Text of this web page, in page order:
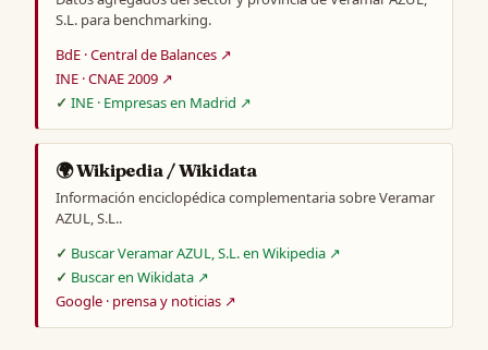
S.L. para benchmarking.
BdE · Central de Balances ↗
INE · CNAE 2009 ↗
INE · Empresas en Madrid ↗
🌍 Wikipedia / Wikidata
Información enciclopédica complementaria sobre Veramar
AZUL, S.L..
Buscar Veramar AZUL, S.L. en Wikipedia ↗
Buscar en Wikidata ↗
Google · prensa y noticias ↗